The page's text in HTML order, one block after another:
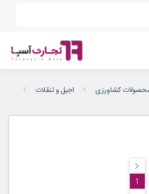
کشاورزی
اجیل و تنقلات
1